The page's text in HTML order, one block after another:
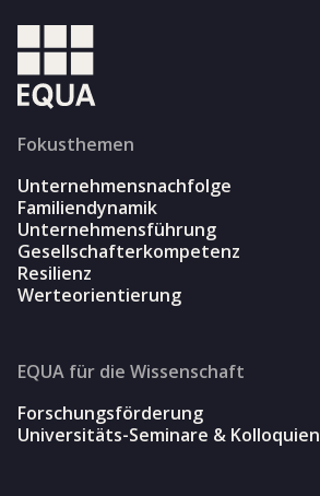
Fokusthemen
Unternehmensnachfolge
Familiendynamik
Unternehmensführung
Gesellschafterkompetenz
Resilienz
Werteorientierung
EQUA für die Wissenschaft
Forschungsförderung
Universitäts-Seminare & Kolloquien